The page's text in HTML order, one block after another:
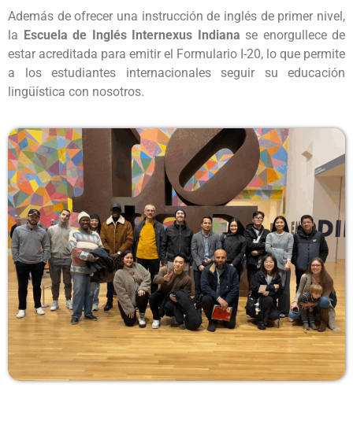
Además de ofrecer una instrucción de inglés de primer nivel,
la Escuela de Inglés Internexus Indiana se enorgullece de
estar acreditada para emitir el Formulario I-20, lo que permite
a los estudiantes internacionales seguir su educación
lingüística con nosotros.